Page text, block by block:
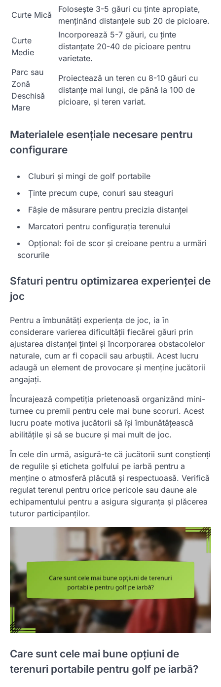
Curte Mică
Folosește 3-5 găuri cu ținte apropiate,
menținând distanțele sub 20 de picioare.
Curte
Medie
Incorporează 5-7 găuri, cu ținte
distanțate 20-40 de picioare pentru
varietate.
Parc sau
Zonă
Deschisă
Mare
Proiectează un teren cu 8-10 găuri cu
distanțe mai lungi, de până la 100 de
picioare, și teren variat.
Materialele esențiale necesare pentru
configurare
Cluburi și mingi de golf portabile
Ținte precum cupe, conuri sau steaguri
Fâșie de măsurare pentru precizia distanței
Marcatori pentru configurația terenului
Opțional: foi de scor și creioane pentru a urmări
scorurile
Sfaturi pentru optimizarea experienței de
joc
Pentru a îmbunătăți experiența de joc, ia în
considerare varierea dificultății fiecărei găuri prin
ajustarea distanței țintei și încorporarea obstacolelor
naturale, cum ar fi copacii sau arbuștii. Acest lucru
adaugă un element de provocare și menține jucătorii
angajați.
Încurajează competiția prietenoasă organizând mini-
turnee cu premii pentru cele mai bune scoruri. Acest
lucru poate motiva jucătorii să își îmbunătățească
abilitățile și să se bucure și mai mult de joc.
În cele din urmă, asigură-te că jucătorii sunt conștienți
de regulile și eticheta golfului pe iarbă pentru a
menține o atmosferă plăcută și respectuoasă. Verifică
regulat terenul pentru orice pericole sau daune ale
echipamentului pentru a asigura siguranța și plăcerea
tuturor participanților.
Care sunt cele mai bune opțiuni de
terenuri portabile pentru golf pe iarbă?